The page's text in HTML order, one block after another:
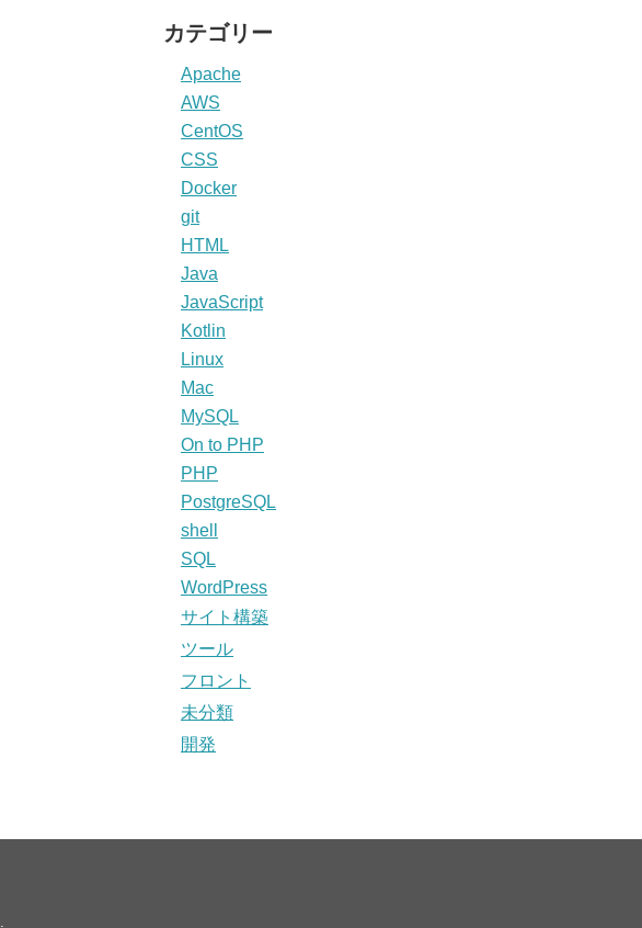
カテゴリー
Apache
AWS
CentOS
CSS
Docker
git
HTML
Java
JavaScript
Kotlin
Linux
Mac
MySQL
On to PHP
PHP
PostgreSQL
shell
SQL
WordPress
サイト構築
ツール
フロント
未分類
開発